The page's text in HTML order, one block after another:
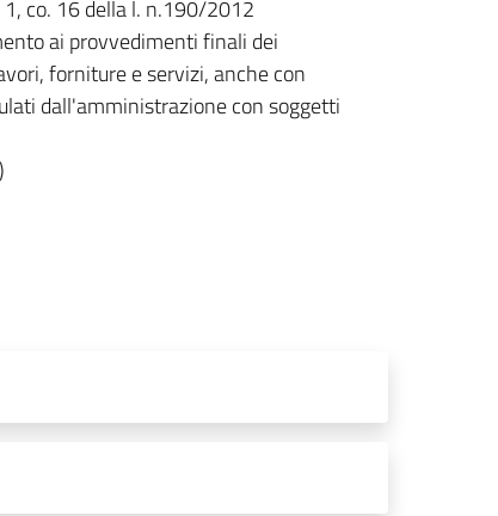
co. 16 della l. n.190/2012
ai provvedimenti finali dei
forniture e servizi, anche con
dall'amministrazione con soggetti